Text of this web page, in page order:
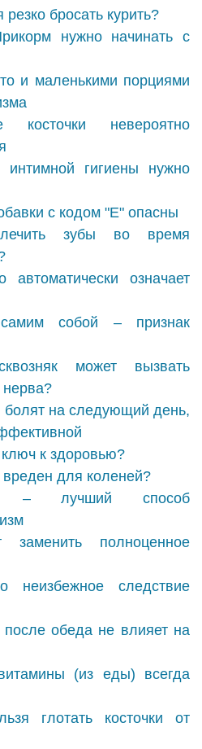
бросать курить?
нужно начинать с
и маленькими порциями
невероятно
гигиены нужно
с кодом "Е" опасны
зубы во время
автоматически означает
собой – признак
может вызвать
нерва?
на следующий день,
к здоровью?
для коленей?
– лучший способ
полноценное
следствие
обеда не влияет на
(из еды) всегда
глотать косточки от